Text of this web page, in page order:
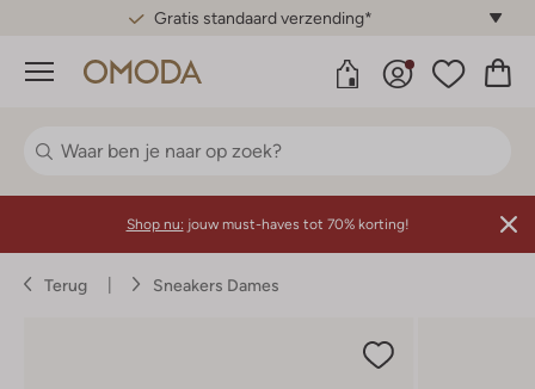
Gratis standaard verzending*
Menu
Shop nu: jouw must-haves tot 70% korting!
Terug Sneakers Dames